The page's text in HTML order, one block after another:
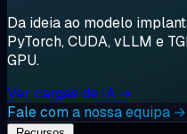
Da ideia ao modelo
PyTorch, CUDA, vLLM e
GPU.
Ver cargas de IA →
Fale com a nossa equipa →